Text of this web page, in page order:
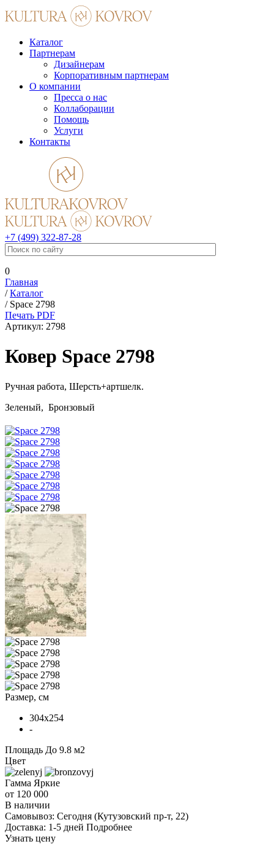
Каталог
Партнерам
Дизайнерам
Корпоративным партнерам
О компании
Пресса о нас
Коллаборации
Помощь
Услуги
Контакты
+7 (499) 322-87-28
0
Главная
/Каталог
/ Space 2798
Печать PDF
Артикул: 2798
Ковер Space 2798
Ручная работа, Шерсть+артшелк.
Зеленый, Бронзовый
Размер, см
304x254
-
Площадь До 9.8 м2
Цвет
Гамма Яркие
от 120 000
В наличии
Самовывоз: Сегодня (Кутузовский пр-т, 22)
Доставка: 1-5 дней Подробнее
Узнать цену